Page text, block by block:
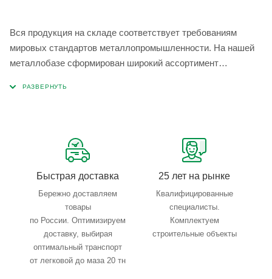
Вся продукция на складе соответствует требованиям
мировых стандартов металлопромышленности. На нашей
металлобазе сформирован широкий ассортимент
Быстрая доставка
Бережно доставляем
товары
по России. Оптимизируем
доставку, выбирая
оптимальный транспорт
от легковой до маза 20 тн
25 лет на рынке
Квалифицированные
специалисты.
Комплектуем
строительные объекты